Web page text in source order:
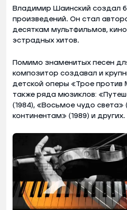
Владимир Шаинский создал
произведений. Он стал
десяткам мультфильмов,
эстрадных хитов.
Помимо знаменитых песен
композитор создавал и
детской оперы «Трое против
также ряда мюзиклов:
(1984), «Восьмое чудо света»
континентам» (1989) и других.